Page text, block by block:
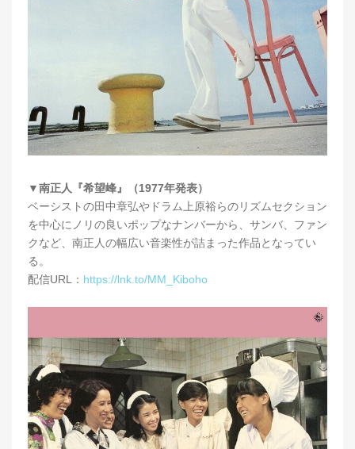
▼南正人『希望峰』（1977年発表）
ベーシストの田中章弘やドラム上原裕らのリズムセクション
を中心にノリの良いポップなナンバーから、サンバ、ファン
クなど、南正人の幅広い音楽性が詰まった作品となってい
る。
配信URL： https://lnk.to/MM_Kiboho